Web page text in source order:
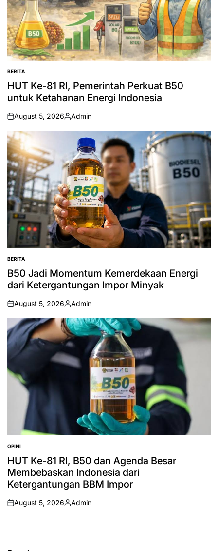
POSTED
IN
BERITA
HUT Ke-81 RI, Pemerintah Perkuat B50
untuk Ketahanan Energi Indonesia
on
August 5, 2026
Posted
by
Admin
POSTED
IN
BERITA
B50 Jadi Momentum Kemerdekaan Energi
dari Ketergantungan Impor Minyak
on
August 5, 2026
Posted
by
Admin
POSTED
IN
OPINI
HUT Ke-81 RI, B50 dan Agenda Besar
Membebaskan Indonesia dari
Ketergantungan BBM Impor
on
August 5, 2026
Posted
Admin